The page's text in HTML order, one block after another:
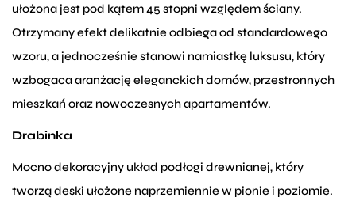
ułożona jest pod kątem 45 stopni względem ściany.
Otrzymany efekt delikatnie odbiega od standardowego
wzoru, a jednocześnie stanowi namiastkę luksusu, który
wzbogaca aranżację eleganckich domów, przestronnych
mieszkań oraz nowoczesnych apartamentów.
Drabinka
Mocno dekoracyjny układ podłogi drewnianej, który
tworzą deski ułożone naprzemiennie w pionie i poziomie.